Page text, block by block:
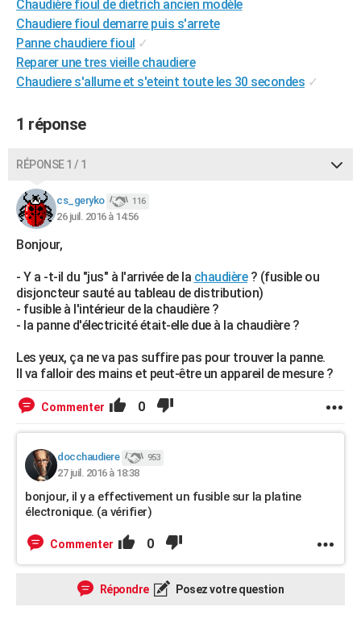
Destinations
City break
Voyage nature
Voyage de noces
Forum
Climat
PHOTO
GUIDES D'ACHAT
BONS PLANS
CARTE DE VOEUX
COPAINS D'AVANT
S'inscrire
Se connecter
Lycées
Collèges
Primaires
Universités
Entreprises
Service militaire
Avis de recherche
AVIS DE DÉCÈS
FORUM
Bricolage
Lifestyle
Culture
Sport
Auto
Television
Voyage
Cinema
Chaudière fioul de dietrich ancien modèle
Chaudiere fioul demarre puis s'arrete
Panne chaudiere fioul ✓
Reparer une tres vieille chaudiere
Chaudiere s'allume et s'eteint toute les 30 secondes ✓
1 réponse
RÉPONSE 1 / 1
cs_geryko 116
26 juil. 2016 à 14:56
Bonjour,
- Y a -t-il du "jus" à l'arrivée de la chaudière? (fusible ou
disjoncteur sauté au tableau de distribution)
- fusible à l'intérieur de la chaudière ?
- la panne d'électricité était-elle due à la chaudière ?
Les yeux, ça ne va pas suffire pas pour trouver la panne.
Il va falloir des mains et peut-être un appareil de mesure ?
Commenter 0
docchaudiere 953
27 juil. 2016 à 18:38
bonjour, il y a effectivement un fusible sur la platine
électronique. (a vérifier)
Commenter 0
Répondre Posez votre question